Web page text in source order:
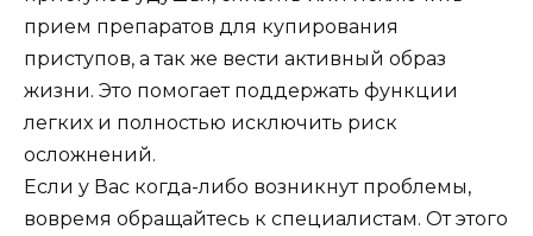
прием препаратов для купирования
приступов, а так же вести активный образ
жизни. Это помогает поддержать функции
легких и полностью исключить риск
осложнений.
Если у Вас когда-либо возникнут проблемы,
вовремя обращайтесь к специалистам. От этого